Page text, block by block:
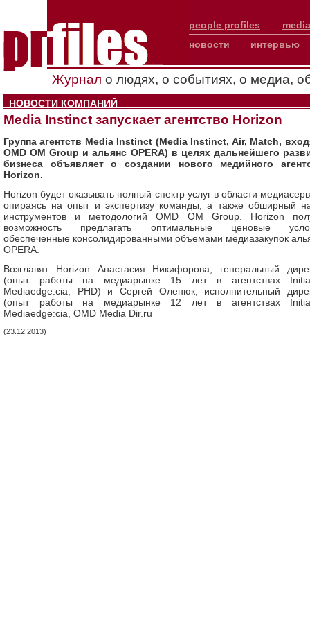
people profiles
новости
интервью
Журнал о людях, о событиях, о медиа,
НОВОСТИ КОМПАНИЙ
Media Instinct запускает агентство Horizon
Группа агентств Media Instinct (Media Instinct, Air, Match,
OMD OM Group и альянс OPERA) в целях дальнейшего
бизнеса объявляет о создании нового медийного
Horizon.
Horizon будет оказывать полный спектр услуг в области
опираясь на опыт и экспертизу команды, а также обширный
инструментов и методологий OMD OM Group. Horizon
возможность предлагать оптимальные ценовые
обеспеченные консолидированными объемами медиазакупок
OPERA.
Возглавят Horizon Анастасия Никифорова, генеральный
(опыт работы на медиарынке 15 лет в агентствах
Mediaedge:cia, PHD) и Сергей Оленюк, исполнительный
(опыт работы на медиарынке 12 лет в агентствах
Mediaedge:cia, OMD Media Dir.ru
(23.12.2013)